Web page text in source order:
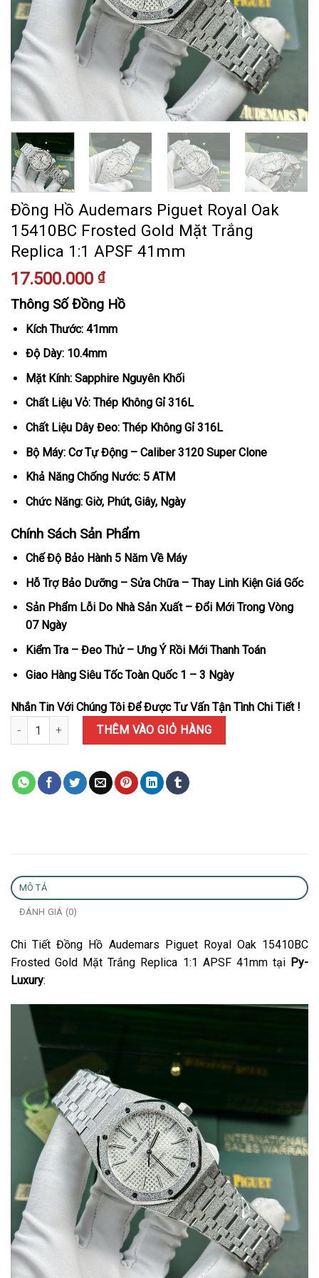
Đồng Hồ Audemars Piguet Royal Oak
15410BC Frosted Gold Mặt Trắng
Replica 1:1 APSF 41mm
17.500.000 ₫
Thông Số Đồng Hồ
Kích Thước: 41mm
Độ Dày: 10.4mm
Mặt Kính: Sapphire Nguyên Khối
Chất Liệu Vỏ: Thép Không Gỉ 316L
Chất Liệu Dây Đeo: Thép Không Gỉ 316L
Bộ Máy: Cơ Tự Động – Caliber 3120 Super Clone
Khả Năng Chống Nước: 5 ATM
Chức Năng: Giờ, Phút, Giây, Ngày
Chính Sách Sản Phẩm
Chế Độ Bảo Hành 5 Năm Về Máy
Hỗ Trợ Bảo Dưỡng – Sửa Chữa – Thay Linh Kiện Giá Gốc
Sản Phẩm Lỗi Do Nhà Sản Xuất – Đổi Mới Trong Vòng
07 Ngày
Kiểm Tra – Đeo Thử – Ưng Ý Rồi Mới Thanh Toán
Giao Hàng Siêu Tốc Toàn Quốc 1 – 3 Ngày
Nhắn Tin Với Chúng Tôi Để Được Tư Vấn Tận Tình Chi Tiết !
Đồng Hồ Audemars Piguet Royal Oak 15410BC Frosted Gold Mặt
THÊM VÀO GIỎ HÀNG
MÔ TẢ
ĐÁNH GIÁ (0)
Chi Tiết Đồng Hồ Audemars Piguet Royal Oak 15410BC
Frosted Gold Mặt Trắng Replica 1:1 APSF 41mm tại Py-
Luxury: